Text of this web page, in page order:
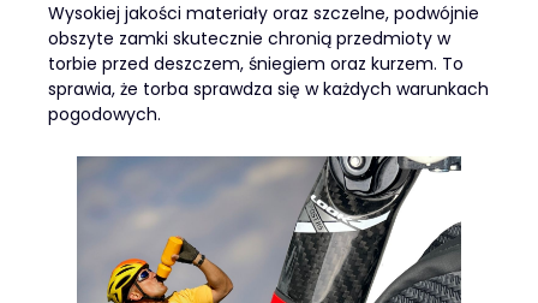
Wysokiej jakości materiały oraz szczelne, podwójnie
obszyte zamki skutecznie chronią przedmioty w
torbie przed deszczem, śniegiem oraz kurzem. To
sprawia, że torba sprawdza się w każdych warunkach
pogodowych.